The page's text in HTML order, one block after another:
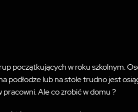
początkujących w roku szkolnym.
podłodze lub na stole trudno jest
pracowni. Ale co zrobić w domu ?